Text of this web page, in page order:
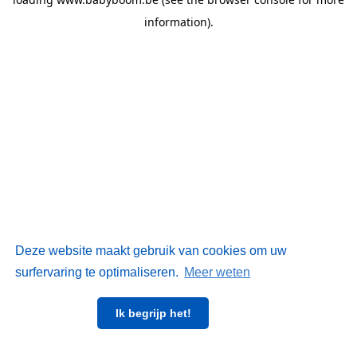
Deze website maakt gebruik van cookies om uw
surfervaring te optimaliseren. Meer weten
Ik begrijp het!
information).